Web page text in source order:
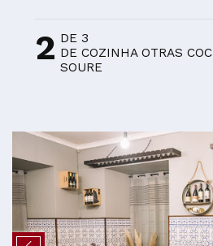
2 DE 3
DE COZINHA OTRAS
SOURE